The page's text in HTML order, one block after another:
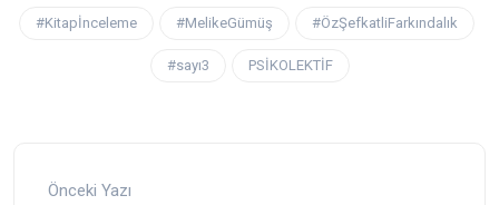
#Kitapİnceleme #MelikeGümüş #ÖzŞefkatliFarkındalık
#sayı3 PSİKOLEKTİF
Önceki Yazı